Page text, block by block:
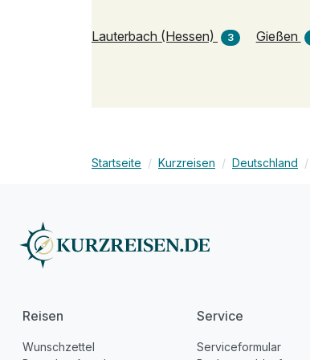
Lauterbach (Hessen) 3 Gießen
Startseite Kurzreisen Deutschland
Reisen
Wunschzettel
Service
Serviceformular